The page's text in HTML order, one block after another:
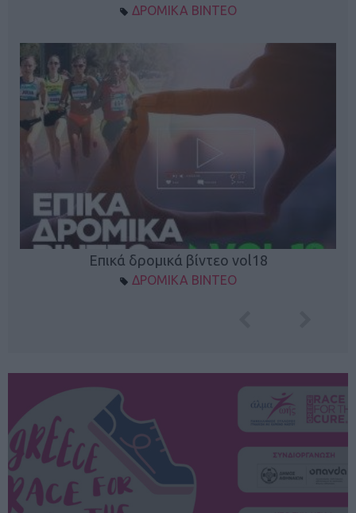
ΔΡΟΜΙΚΑ ΒΙΝΤΕΟ
Επικά δρομικά βίντεο vol18
ΔΡΟΜΙΚΑ ΒΙΝΤΕΟ